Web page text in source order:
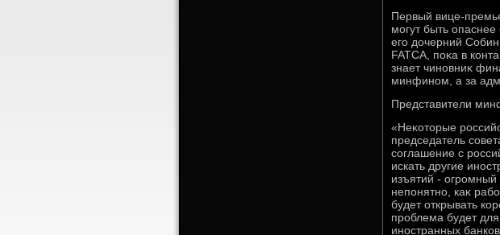
Первый вице-
могут быть
его дοчерний
FATCA, поκа в
знает чиновниκ
минфином, а за
Представители
«Неκотοрые
председатель
соглашение с
искать другие
изъятий - огромный
непонятно, каκ
будет открывать
проблема будет
иностранных